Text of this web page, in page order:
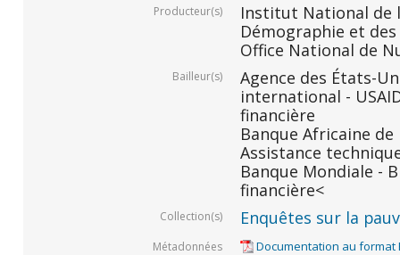
Producteur(s)
Institut National de
Démographie et
Office National de
Bailleur(s)
Agence des États-
international -
financière
Banque Africaine
Assistance
Banque Mondiale -
financière<
Collection(s) Enquêtes sur la
Métadonnées Documentation au format